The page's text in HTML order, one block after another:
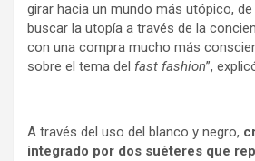
girar hacia un mundo más utópico,
buscar la utopía a través de la
con una compra mucho más
sobre el tema del fast fashion”,
A través del uso del blanco y negro,
integrado por dos suéteres que